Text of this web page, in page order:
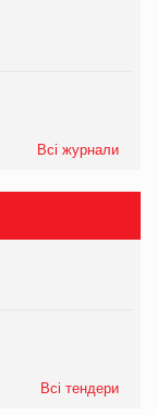
Всі журнали
Всі тендери